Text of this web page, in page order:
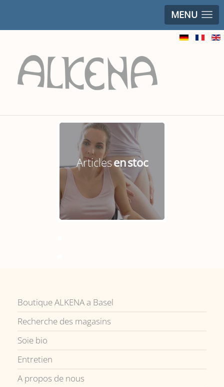
MENU
Articlesen stoc
Boutique ALKENA a Basel
Recherche des magasins
Soie bio
Entretien
A propos de nous